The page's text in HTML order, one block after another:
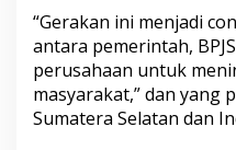
“Gerakan ini menjadi
antara pemerintah,
perusahaan untuk
masyarakat,” dan yang
Sumatera Selatan dan